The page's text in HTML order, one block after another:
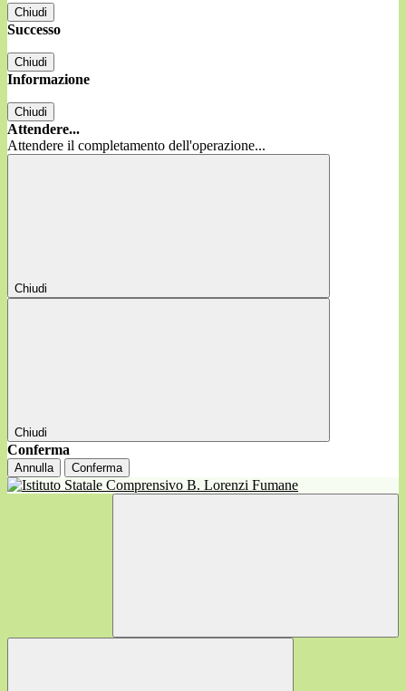
Chiudi
Successo
Chiudi
Informazione
Chiudi
Attendere...
Attendere il completamento dell'operazione...
Chiudi
Chiudi
Conferma
Annulla Conferma